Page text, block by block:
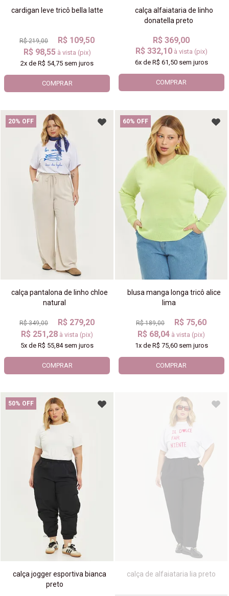
cardigan leve tricô bella latte
R$ 219,00
R$ 109,50
R$ 98,55 à vista (pix)
2x deR$ 54,75 sem juros
COMPRAR
calça alfaiataria de linho
donatella preto
R$ 369,00
R$ 332,10 à vista (pix)
6xde R$ 61,50sem juros
COMPRAR
20% OFF
calça pantalona de linho chloe
natural
R$ 349,00
R$ 279,20
R$ 251,28 à vista (pix)
5x deR$ 55,84sem juros
COMPRAR
60% OFF
blusa manga longa tricô alice
lima
R$ 189,00
R$ 75,60
R$ 68,04 à vista (pix)
1xde R$ 75,60sem juros
COMPRAR
50% OFF
calça jogger esportiva bianca
preto
calça de alfaiataria lia preto